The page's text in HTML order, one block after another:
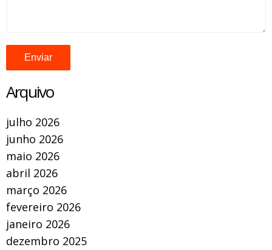
Arquivo
julho 2026
junho 2026
maio 2026
abril 2026
março 2026
fevereiro 2026
janeiro 2026
dezembro 2025